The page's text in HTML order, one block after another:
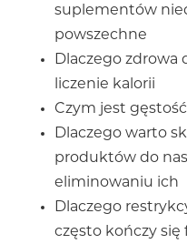
suplementów
powszechne
Dlaczego zdrowa
liczenie kalorii
Czym jest
Dlaczego warto
produktów do
eliminowaniu ich
Dlaczego
często kończy się